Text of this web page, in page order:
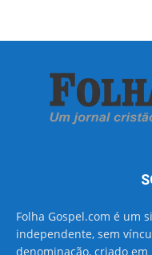
Folha Gospel.com é um
independente, sem
denominação, criado